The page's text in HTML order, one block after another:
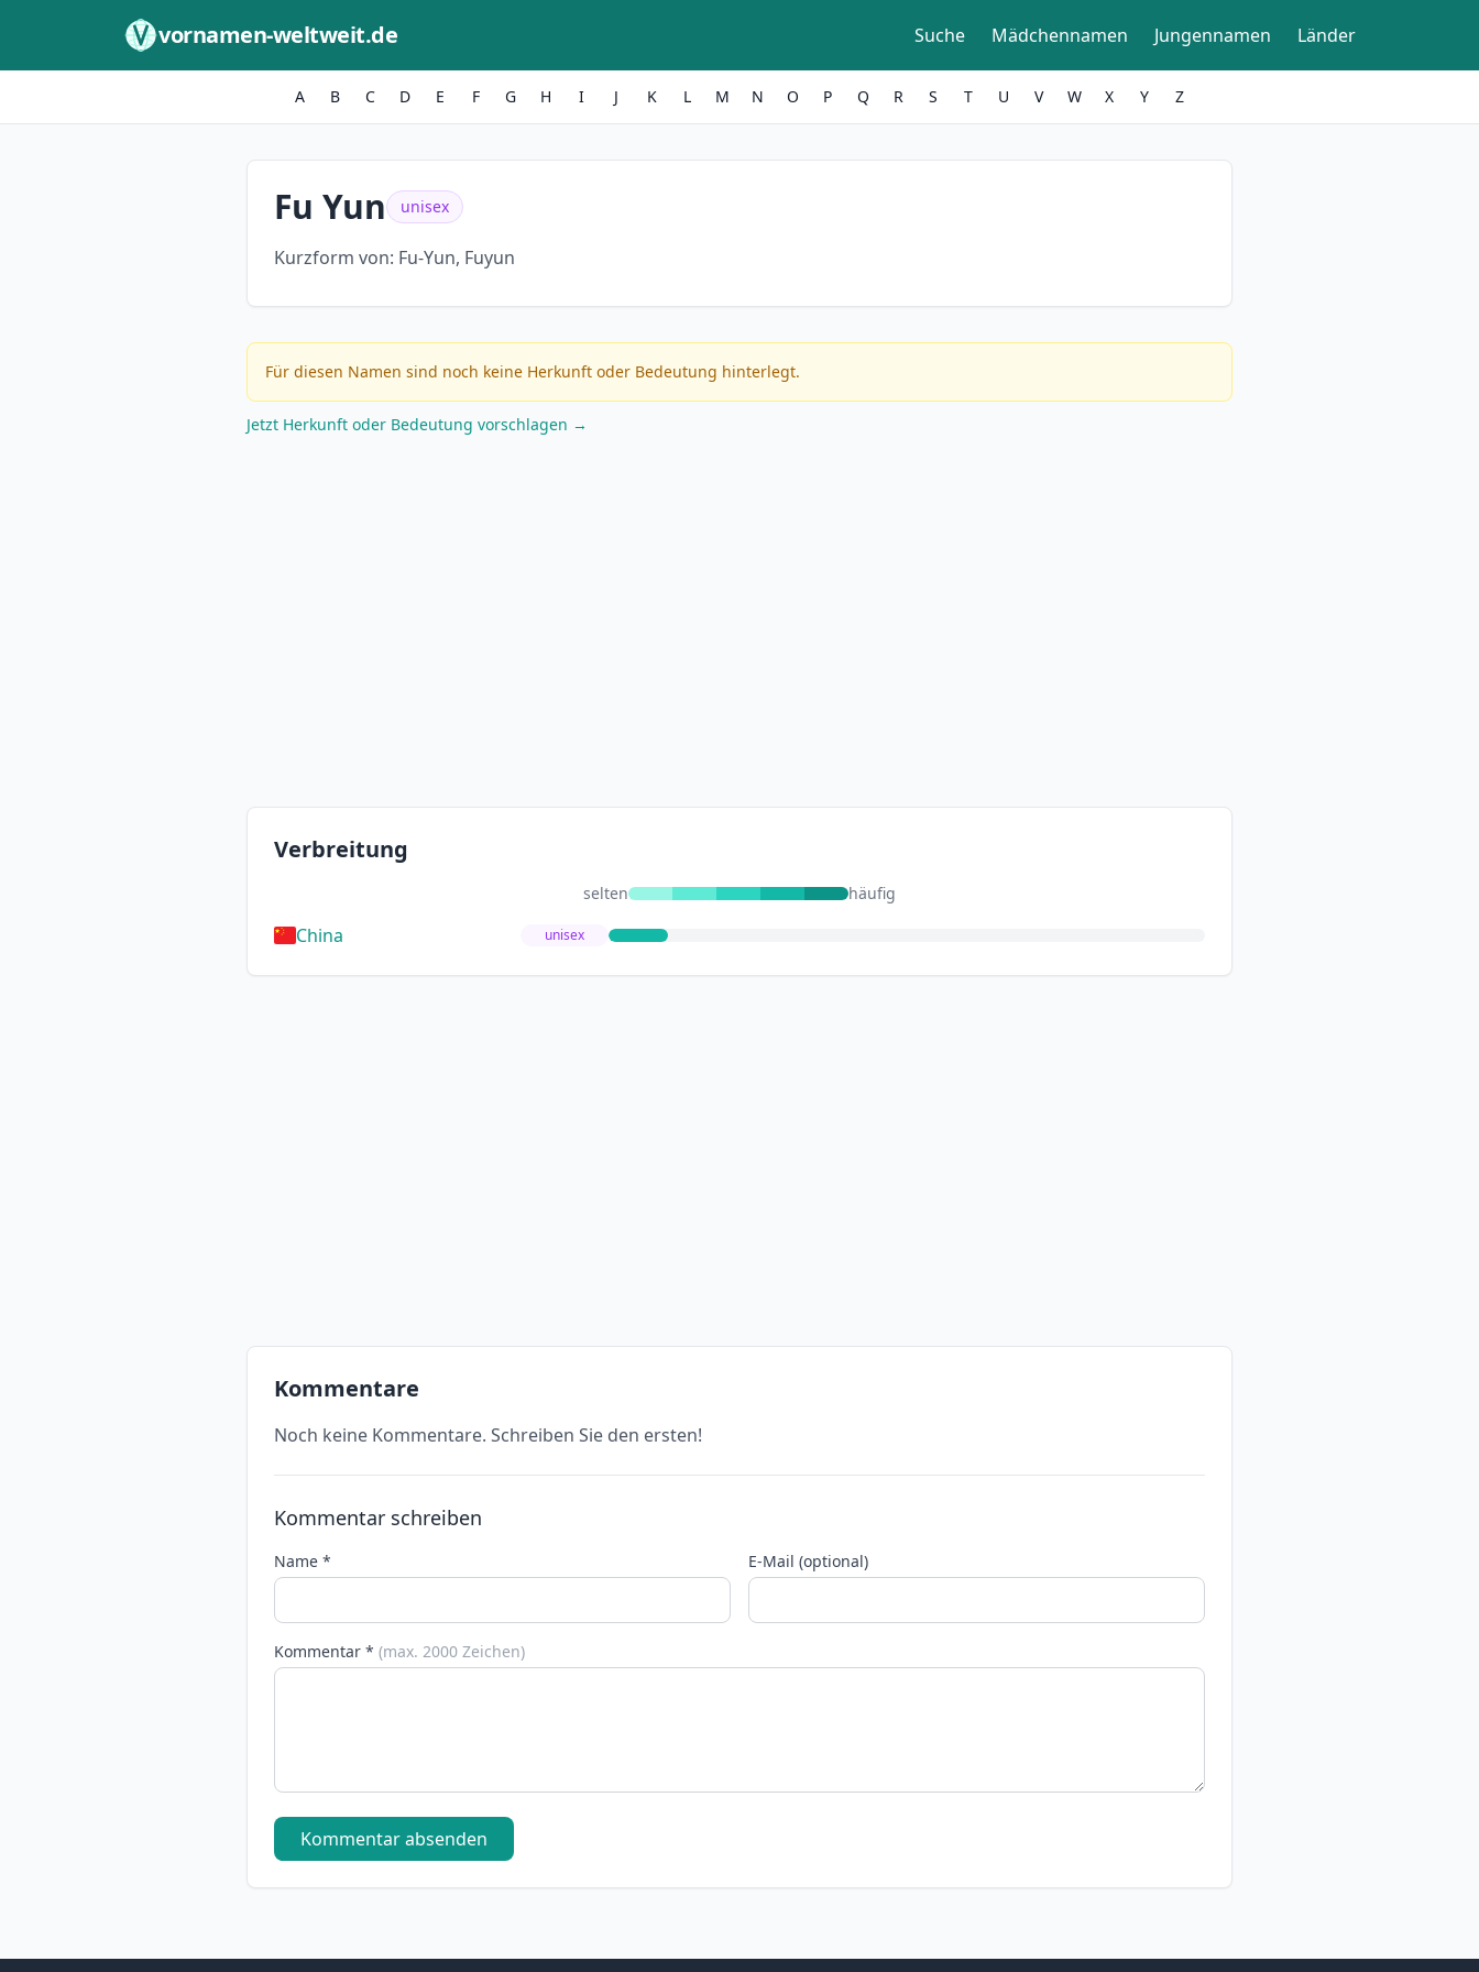
vornamen-weltweit.de Suche Mädchennamen Jungennamen Länder
A B C D E F G H I J K L M N O P Q R S T U V W X Y Z
Fu Yun unisex
Kurzform von: Fu-Yun, Fuyun
Für diesen Namen sind noch keine Herkunft oder Bedeutung hinterlegt.
Jetzt Herkunft oder Bedeutung vorschlagen →
Verbreitung
selten häufig
China unisex
Kommentare
Noch keine Kommentare. Schreiben Sie den ersten!
Kommentar schreiben
Name * E-Mail (optional)
Kommentar * (max. 2000 Zeichen)
Kommentar absenden